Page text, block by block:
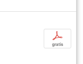
p
gratis